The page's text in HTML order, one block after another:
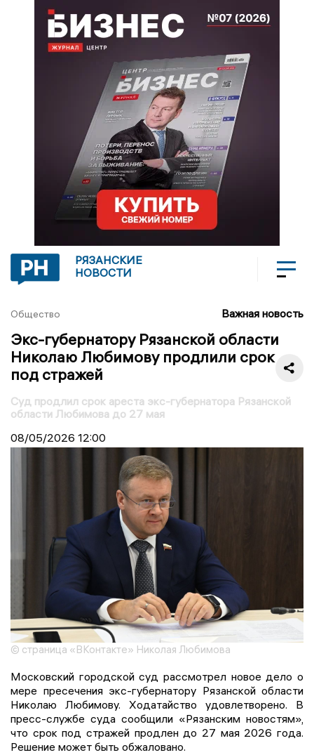
РЯЗАНСКИЕ
НОВОСТИ
Общество Важная новость
Экс-губернатору Рязанской области
Николаю Любимову продлили срок
под стражей
Суд продлил срок ареста экс-губернатора Рязанской
области Любимова до 27 мая
08/05/2026 12:00
© страница «ВКонтакте» Николая Любимова
Московский городской суд рассмотрел новое дело о
мере пресечения экс-губернатору Рязанской области
Николаю Любимову. Ходатайство удовлетворено. В
пресс-службе суда сообщили «Рязанским новостям»,
что срок под стражей продлен до 27 мая 2026 года.
Решение может быть обжаловано.